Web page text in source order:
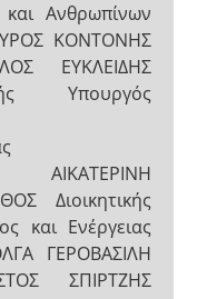
Ανθρωπίνων
ΚΟΝΤΟΝΗΣ
ΕΥΚΛΕΙΔΗΣ
Υπουργός
ΑΙΚΑΤΕΡΙΝΗ
Διοικητικής
και Ενέργειας
ΓΕΡΟΒΑΣΙΛΗ
ΣΠΙΡΤΖΗΣ